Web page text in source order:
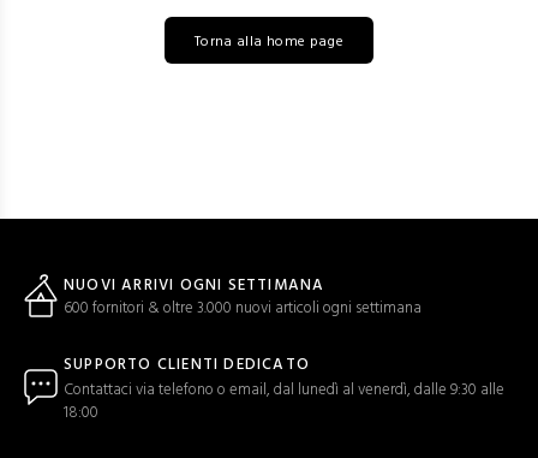
Torna alla home page
NUOVI ARRIVI OGNI SETTIMANA
600 fornitori & oltre 3.000 nuovi articoli ogni settimana
SUPPORTO CLIENTI DEDICATO
Contattaci via telefono o email, dal lunedì al venerdì, dalle 9:30 alle
18:00